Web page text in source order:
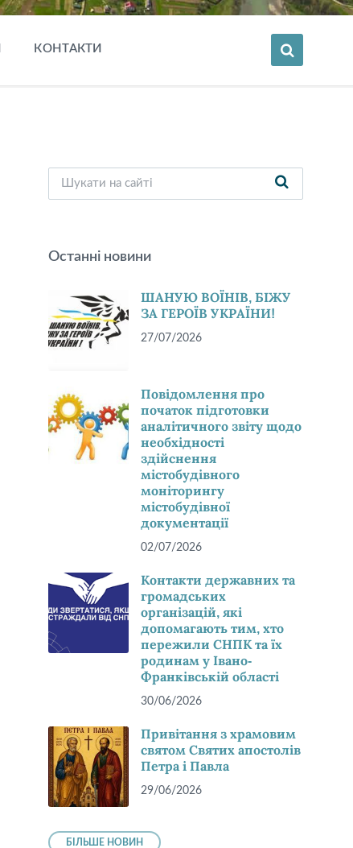
КОНТАКТИ
Останні новини
ШАНУЮ ВОЇНІВ, БІЖУ
ЗА ГЕРОЇВ УКРАЇНИ!
27/07/2026
Повідомлення про
початок підготовки
аналітичного звіту щодо
необхідності
здійснення
містобудівного
моніторингу
містобудівної
документації
02/07/2026
Контакти державних та
громадських
організацій, які
допомагають тим, хто
пережили СНПК та їх
родинам у Івано-
Франківській області
30/06/2026
Привітання з храмовим
святом Святих апостолів
Петра і Павла
29/06/2026
БІЛЬШЕ НОВИН